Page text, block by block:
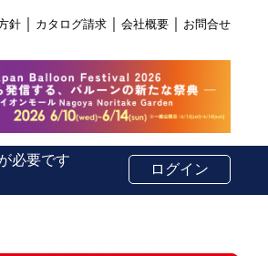
針 カタログ請求 会社概要 お問合せ
必要です
ログイン